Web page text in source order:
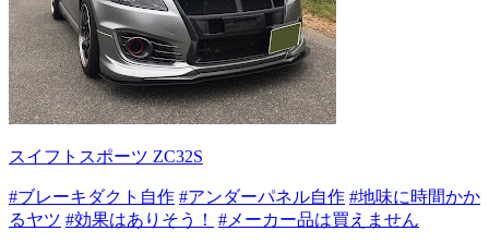
スイフトスポーツ ZC32S
#ブレーキダクト自作 #アンダーパネル自作 #地味に時間かか
るヤツ #効果はありそう！ #メーカー品は買えません